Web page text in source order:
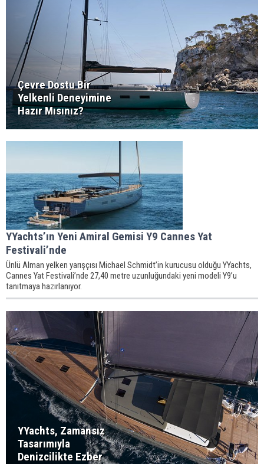
Çevre Dostu Bir
Yelkenli Deneyimine
Hazır Mısınız?
YYachts’ın Yeni Amiral Gemisi Y9 Cannes Yat
Festivali’nde
Ünlü Alman yelken yarışçısı Michael Schmidt’in kurucusu olduğu YYachts,
Cannes Yat Festivali’nde 27,40 metre uzunluğundaki yeni modeli Y9’u
tanıtmaya hazırlanıyor.
YYachts, Zamansız
Tasarımıyla
Denizcilikte Ezber